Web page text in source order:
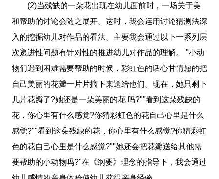
(2)当残缺的一朵花出现在幼儿面前时，一场关于美
和帮助的讨论会随之展开。这时，我会运用讨论猜测法深
入的挖掘幼儿对作品的看法。主要我会通过以下一系列层
次递进性问题有针对性的推进幼儿对作品的理解。 "小动
物们遇到困难需要帮助的时候，彩虹色的话心甘情愿的把
自己美丽的花瓣一片片摘下来送给他们。现在，她只剩下
几片花瓣了?她还是一朵美丽的花 吗?""看到这朵残缺的
花，你心里有什么感觉?你猜彩虹色的花自己心里是什么
感觉?""看到这朵残缺的花，你心里有什么感觉?你猜彩虹
色的花自己心里是什么感觉?""她还会把花瓣送给其他需
要帮助的小动物吗?"在《纲要》理念的指导下，我会通过